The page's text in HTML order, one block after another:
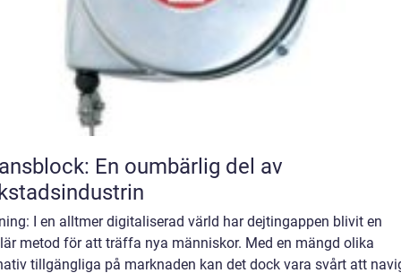
En oumbärlig del av
I en alltmer digitaliserad värld har dejtingappen blivit en
metod för att träffa nya människor. Med en mängd olika
tillgängliga på marknaden kan det dock vara svårt att